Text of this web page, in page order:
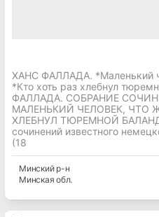
ХАНС ФАЛЛАДА. *Маленький
*Кто хоть раз хлебнул
ФАЛЛАДА. СОБРАНИЕ
МАЛЕНЬКИЙ ЧЕЛОВЕК, ЧТО
ХЛЕБНУЛ ТЮРЕМНОЙ
сочинений известного
(18
Минскийр-н
Минская обл.